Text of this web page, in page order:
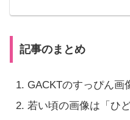
記事のまとめ
GACKTのすっぴん画
若い頃の画像は「ひ